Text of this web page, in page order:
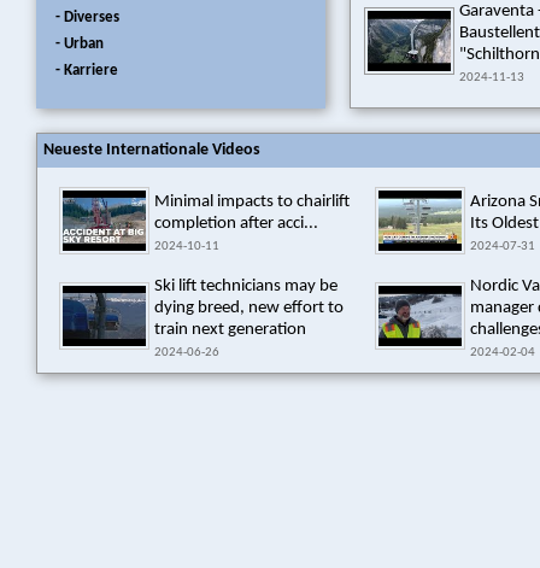
- Diverses
- Urban
- Karriere
Garaventa
2024-11-13
Neueste Internationale Videos
Minimal impacts to chairlift
completion after acci...
2024-10-11
Arizona
Its
2024-07-31
Ski lift technicians may be
dying breed, new effort to
train next generation
2024-06-26
Nordic
manager
2024-02-04